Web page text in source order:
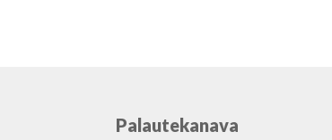
Palautekanava